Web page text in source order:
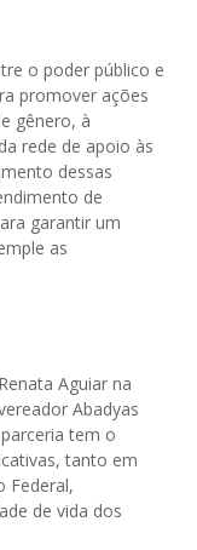
o poder público e
promover ações
gênero, à
rede de apoio às
dessas
de
garantir um
as
Aguiar na
Abadyas
tem o
tanto em
Federal,
de vida dos